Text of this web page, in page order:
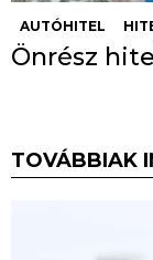
AUTÓHITEL
Önrész
TOVÁBBIAK